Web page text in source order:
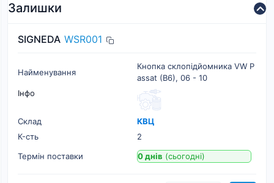
Залишки
SIGNEDA WSR001
Найменування
Кнопка склопідйомника VW P
assat (B6), 06 - 10
Інфо
Склад
КВЦ
К-cть
2
Термін поставки
0 днів (сьогодні)